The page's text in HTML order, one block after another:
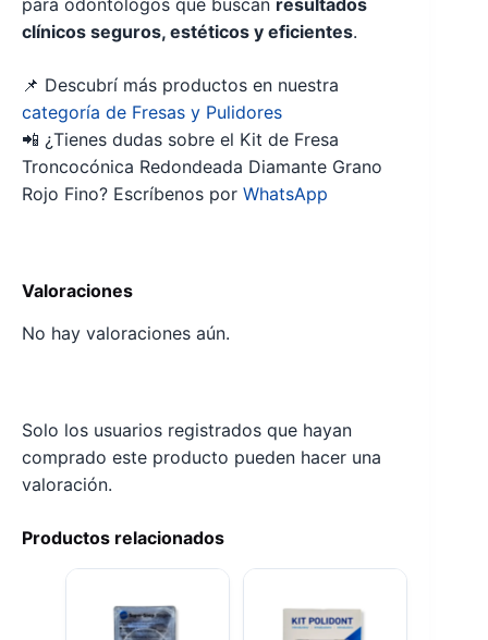
clínicos seguros, estéticos y eficientes.
📌 Descubrí más productos en nuestra
categoría de Fresas y Pulidores
📲 ¿Tienes dudas sobre el Kit de Fresa
Troncocónica Redondeada Diamante Grano
Rojo Fino? Escríbenos por WhatsApp
Valoraciones
No hay valoraciones aún.
Solo los usuarios registrados que hayan
comprado este producto pueden hacer una
valoración.
Productos relacionados